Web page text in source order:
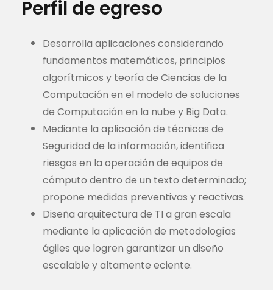
Perfil de egreso
Desarrolla aplicaciones considerando
fundamentos matemáticos, principios
algorítmicos y teoría de Ciencias de la
Computación en el modelo de soluciones
de Computación en la nube y Big Data.
Mediante la aplicación de técnicas de
Seguridad de la información, identifica
riesgos en la operación de equipos de
cómputo dentro de un texto determinado;
propone medidas preventivas y reactivas.
Diseña arquitectura de TI a gran escala
mediante la aplicación de metodologías
ágiles que logren garantizar un diseño
escalable y altamente eciente.